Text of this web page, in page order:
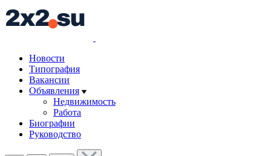
Новости
Типография
Вакансии
Объявления
Недвижимость
Работа
Биографии
Руководство